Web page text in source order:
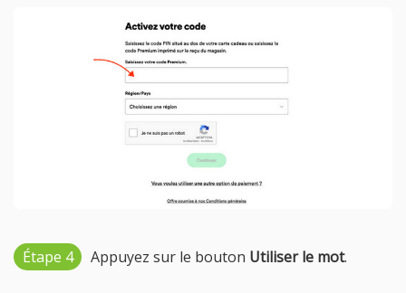
Étape 4 Appuyez sur le bouton Utiliser le mot.